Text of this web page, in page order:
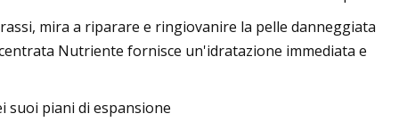
mira a riparare e ringiovanire la pelle danneggiata
Nutriente fornisce un'idratazione immediata e
suoi piani di espansione